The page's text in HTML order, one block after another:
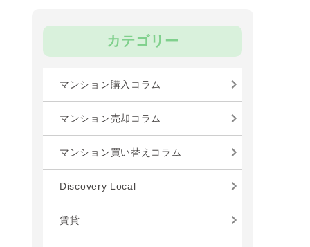
カテゴリー
マンション購入コラム
マンション売却コラム
マンション買い替えコラム
Discovery Local
賃貸